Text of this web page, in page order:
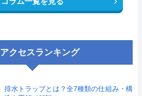
アクセスランキング
排水トラップとは？全7種類の仕組み・構